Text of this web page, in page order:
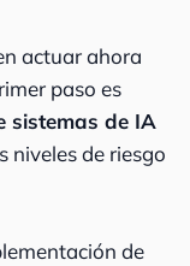
actuar ahora
paso es
sistemas de IA
niveles de riesgo
de